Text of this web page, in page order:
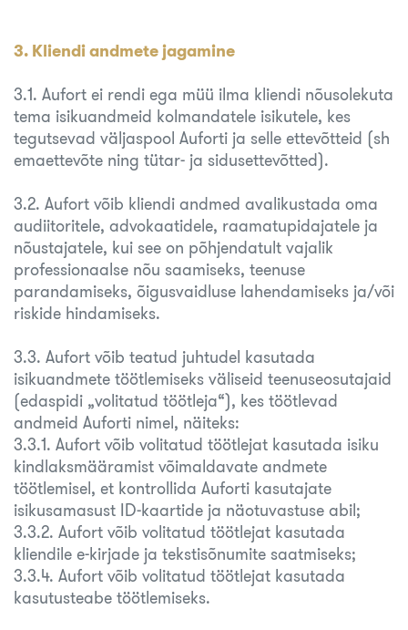
3. Kliendi andmete jagamine
3.1. Aufort ei rendi ega müü ilma kliendi nõusolekuta
tema isikuandmeid kolmandatele isikutele, kes
tegutsevad väljaspool Auforti ja selle ettevõtteid (sh
emaettevõte ning tütar- ja sidusettevõtted).
3.2. Aufort võib kliendi andmed avalikustada oma
audiitoritele, advokaatidele, raamatupidajatele ja
nõustajatele, kui see on põhjendatult vajalik
professionaalse nõu saamiseks, teenuse
parandamiseks, õigusvaidluse lahendamiseks ja/või
riskide hindamiseks.
3.3. Aufort võib teatud juhtudel kasutada
isikuandmete töötlemiseks väliseid teenuseosutajaid
(edaspidi „volitatud töötleja“), kes töötlevad
andmeid Auforti nimel, näiteks:
3.3.1. Aufort võib volitatud töötlejat kasutada isiku
kindlaksmääramist võimaldavate andmete
töötlemisel, et kontrollida Auforti kasutajate
isikusamasust ID-kaartide ja näotuvastuse abil;
3.3.2. Aufort võib volitatud töötlejat kasutada
kliendile e-kirjade ja tekstisõnumite saatmiseks;
3.3.4. Aufort võib volitatud töötlejat kasutada
kasutusteabe töötlemiseks.